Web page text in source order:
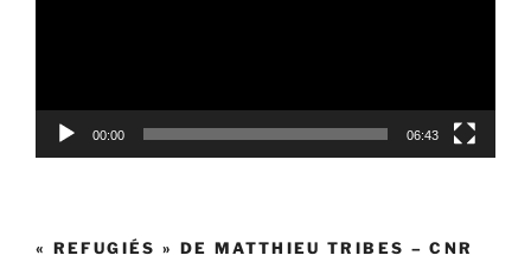
00:00 06:43
« REFUGIÉS » DE MATTHIEU TRIBES – CNR